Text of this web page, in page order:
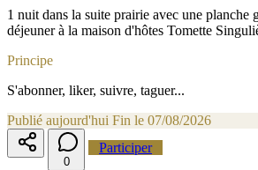
1 nuit dans la suite prairie avec une planche
déjeuner à la maison d'hôtes Tomette
Principe
S'abonner, liker, suivre, taguer...
Publié aujourd'hui Fin le 07/08/2026
0
Participer